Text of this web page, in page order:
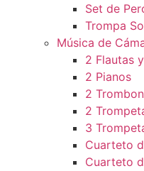
Set de
Trompa
Música de
2 Flautas
2 Pianos
2
2
3
Cuarteto
Cuarteto